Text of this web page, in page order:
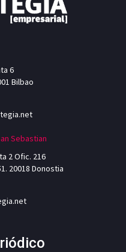
6
Bilbao
Sebastian
2 Ofic. 216
20018 Donostia